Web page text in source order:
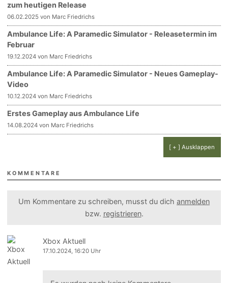
zum heutigen Release
06.02.2025 von Marc Friedrichs
Ambulance Life: A Paramedic Simulator - Releasetermin im
Februar
19.12.2024 von Marc Friedrichs
Ambulance Life: A Paramedic Simulator - Neues Gameplay-
Video
10.12.2024 von Marc Friedrichs
Erstes Gameplay aus Ambulance Life
14.08.2024 von Marc Friedrichs
[ + ] Ausklappen
KOMMENTARE
Um Kommentare zu schreiben, musst du dich anmelden
bzw. registrieren.
Xbox Aktuell
17.10.2024, 16:20 Uhr